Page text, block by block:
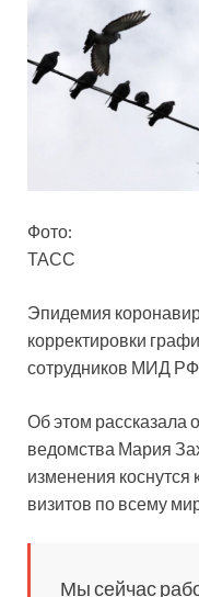
Фото:
ТАСС
Эпидемия
корректировки
сотрудников МИД РФ.
Об этом рассказала
ведомства Мария
изменения коснутся
визитов по всему
Мы сейчас